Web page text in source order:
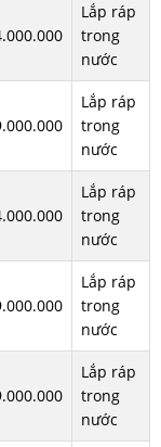
Lắp ráp
trong
nước
Lắp ráp
trong
nước
Lắp ráp
trong
nước
Lắp ráp
trong
nước
Lắp ráp
trong
nước